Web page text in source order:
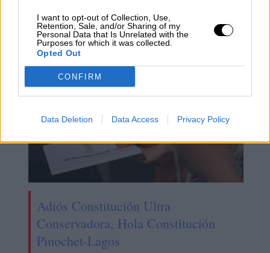
I want to opt-out of Collection, Use,
Retention, Sale, and/or Sharing of my
Personal Data that Is Unrelated with the
Purposes for which it was collected.
Opted Out
CONFIRM
Data Deletion Data Access Privacy Policy
Estamos haciendo mal las cosas
Adiós Constitución Ultra
Conservadora, Hola Constitución
Pinochet-Lagos